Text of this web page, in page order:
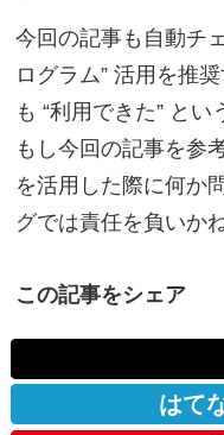
今回の記事も自動チ
ログラム” 活用を推
も “利用できた” とい
もし今回の記事を参
を活用した際に何か
グでは責任を負いか
この記事をシェア
はて